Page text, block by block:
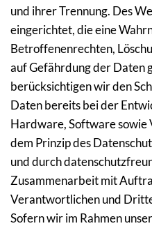
und ihrer Trennung. Des
eingerichtet, die eine
Betroffenenrechten,
auf Gefährdung der Daten
berücksichtigen wir den
Daten bereits bei der
Hardware, Software sowie
dem Prinzip des
und durch
Zusammenarbeit mit
Verantwortlichen und
Sofern wir im Rahmen